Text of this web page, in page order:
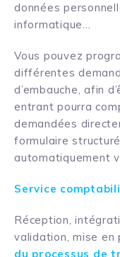
données
informatique…
Vous pouvez
différentes
d’embauche, afin
entrant pourra
demandées
formulaire
automatiquement
Service
Réception,
validation, mise en
du processus de